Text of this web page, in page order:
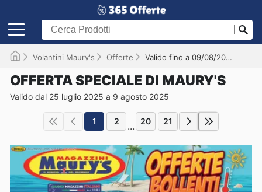
Volantini Maury's Offerte Valido fino a 09/08/2025
OFFERTA SPECIALE DI MAURY'S
Valido dal 25 luglio 2025 a 9 agosto 2025
1 2 ... 20 21